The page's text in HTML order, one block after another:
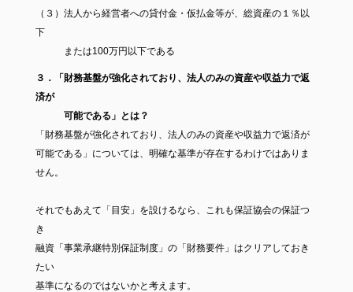
（３）法人から経営者への貸付金・仮払金等が、総資産の１％以
下
または100万円以下である
３．「財務基盤が強化されており、法人のみの資産や収益力で返
済が
可能である」とは？
「財務基盤が強化されており、法人のみの資産や収益力で返済が
可能である」については、明確な基準が存在するわけではありま
せん。
それでもあえて「目安」を設けるなら、これも保証協会の保証つ
き
融資「事業承継特別保証制度」の「財務要件」はクリアしておき
たい
基準になるのではないかと考えます。